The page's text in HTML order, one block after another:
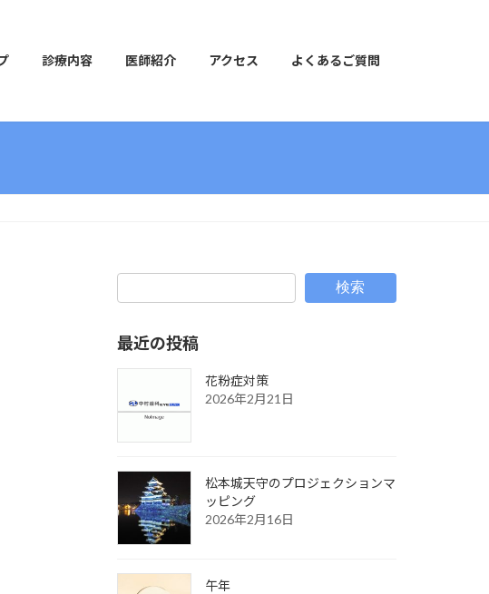
診療内容 医師紹介 アクセス よくあるご質問
検索
最近の投稿
花粉症対策
2026年2月21日
松本城天守のプロジェクションマ
ッピング
2026年2月16日
午年